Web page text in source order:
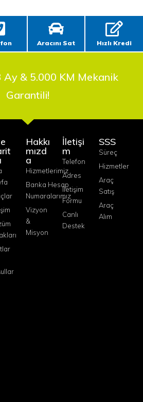
Aracını Sat Hızlı Kredi
Ay & 5.000 KM Mekanik
Garantili!
Hakkı
mızd
a
Hizmetlerimiz
Banka Hesap
Numaralarımız
Vizyon
&
Misyon
İletişi
m
Telefon
Adres
İletişim
Formu
Canlı
Destek
SSS
Süreç
Hizmetler
Araç
Satış
Araç
Alım